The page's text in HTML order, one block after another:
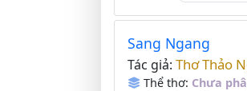
Sang Ngang
Tác giả: Thơ Thảo
Thể thơ: Chưa